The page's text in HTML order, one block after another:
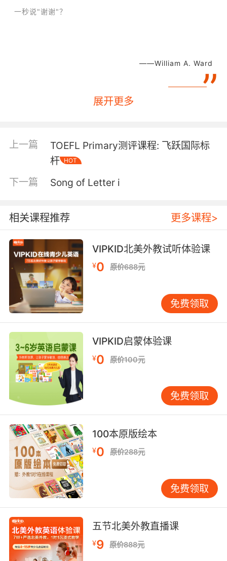
一秒说"谢谢"？
——William A. Ward
”
感恩节就要到了，你有没有想要感谢的人？
之心的人，会相信生活注定是温暖的、美好的。
但在今天，我们并不想让宝贝泛泛地感谢过多的
人，除了亲爱的爸爸、妈妈和
分享两段老掉牙，却看一次哭一次的视频给大家
已为人父母，请与宝宝共同分享——
展开更多
上一篇
TOEFL Primary测评课程: 飞跃国际标
杆
HOT
下一篇 Song of Letter i
相关课程推荐 更多课程>
VIPKID北美外教试听体验课
¥0 原价688元
免费领取
VIPKID启蒙体验课
¥0 原价100元
免费领取
100本原版绘本
¥0 原价288元
免费领取
五节北美外教直播课
¥9 原价888元